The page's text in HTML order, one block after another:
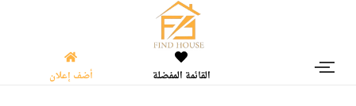
القائمة المفضلة أضف إعلان